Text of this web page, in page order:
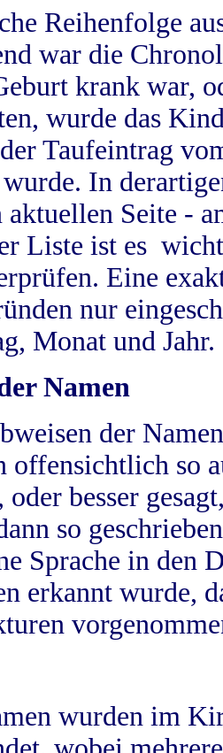
Reihenfolge
war die
krank war,
wurde das
Taufeintrag
In
aktuellen Seite -
Liste ist es
Eine
nur
Monat und Jahr.
Namen
der
offensichtlich so
oder besser
so
Sprache in
erkannt wurde,
wurden im